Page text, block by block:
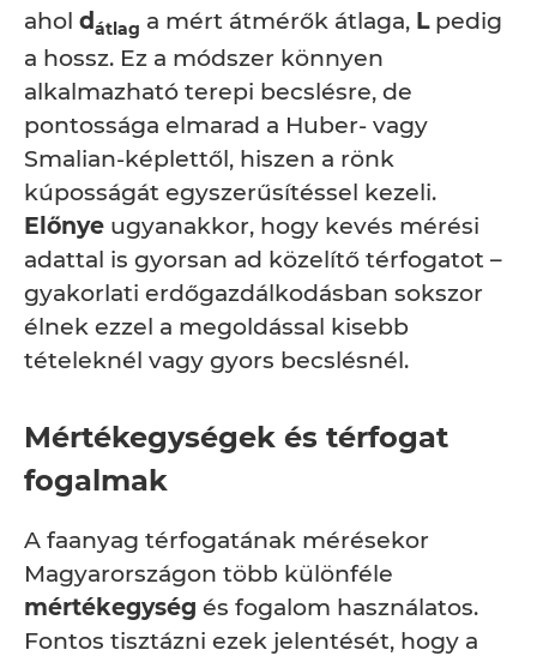
ahol d átlag a mért átmérők átlaga, Lpedig
a hossz. Ez a módszer könnyen
alkalmazható terepi becslésre, de
pontossága elmarad a Huber- vagy
Smalian-képlettől, hiszen a rönk
kúposságát egyszerűsítéssel kezeli.
Előnye ugyanakkor, hogy kevés mérési
adattal is gyorsan ad közelítő térfogatot –
gyakorlati erdőgazdálkodásban sokszor
élnek ezzel a megoldással kisebb
tételeknél vagy gyors becslésnél.
Mértékegységek és térfogat
fogalmak
A faanyag térfogatának mérésekor
Magyarországon több különféle
mértékegység és fogalom használatos.
Fontos tisztázni ezek jelentését, hogy a